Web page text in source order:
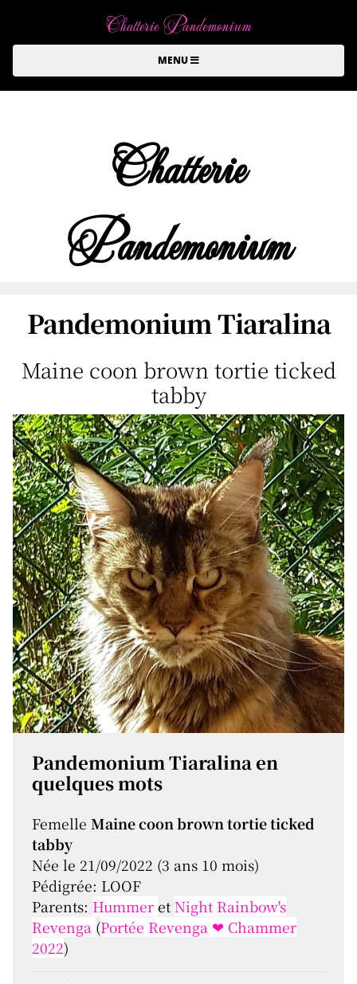
Chatterie Pandemonium
MENU
Chatterie
Pandemonium
Pandemonium Tiaralina
Maine coon brown tortie ticked
tabby
Pandemonium Tiaralina en
quelques mots
Femelle Maine coon brown tortie ticked
tabby
Née le 21/09/2022 (3 ans 10 mois)
Pédigrée: LOOF
Parents: Hummer et Night Rainbow's
Revenga (Portée Revenga ❤ Chammer
2022)